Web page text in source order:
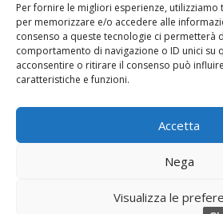
Per fornire le migliori esperienze, utilizziamo
per memorizzare e/o accedere alle
consenso a queste tecnologie ci permetterà
comportamento di navigazione o ID unici su
acconsentire o ritirare il consenso può
caratteristiche e funzioni.
Accetta
Nega
Visualizza le
Necrologi